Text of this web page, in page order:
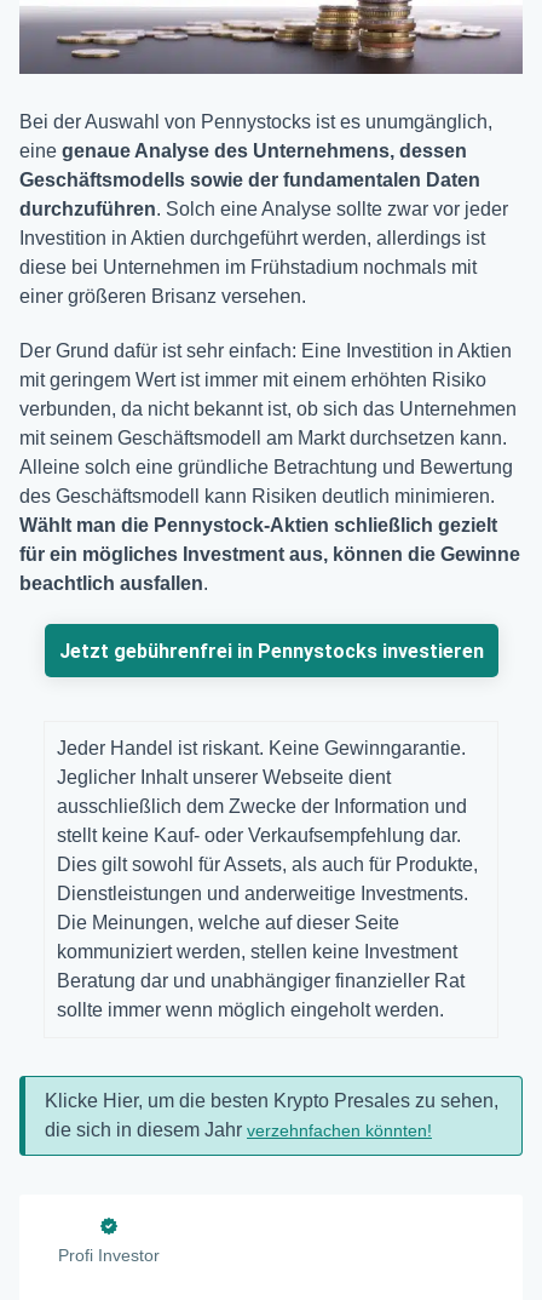
Bei der Auswahl von Pennystocks ist es unumgänglich,
eine genaue Analyse des Unternehmens, dessen
Geschäftsmodells sowie der fundamentalen Daten
durchzuführen. Solch eine Analyse sollte zwar vor jeder
Investition in Aktien durchgeführt werden, allerdings ist
diese bei Unternehmen im Frühstadium nochmals mit
einer größeren Brisanz versehen.
Der Grund dafür ist sehr einfach: Eine Investition in Aktien
mit geringem Wert ist immer mit einem erhöhten Risiko
verbunden, da nicht bekannt ist, ob sich das Unternehmen
mit seinem Geschäftsmodell am Markt durchsetzen kann.
Alleine solch eine gründliche Betrachtung und Bewertung
des Geschäftsmodell kann Risiken deutlich minimieren.
Wählt man die Pennystock-Aktien schließlich gezielt
für ein mögliches Investment aus, können die Gewinne
beachtlich ausfallen.
Jetzt gebührenfrei in Pennystocks investieren
Jeder Handel ist riskant. Keine Gewinngarantie.
Jeglicher Inhalt unserer Webseite dient
ausschließlich dem Zwecke der Information und
stellt keine Kauf- oder Verkaufsempfehlung dar.
Dies gilt sowohl für Assets, als auch für Produkte,
Dienstleistungen und anderweitige Investments.
Die Meinungen, welche auf dieser Seite
kommuniziert werden, stellen keine Investment
Beratung dar und unabhängiger finanzieller Rat
sollte immer wenn möglich eingeholt werden.
Klicke Hier, um die besten Krypto Presales zu sehen,
die sich in diesem Jahr verzehnfachen könnten!
Profi Investor